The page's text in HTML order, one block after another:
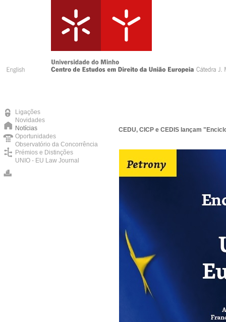
Ligações
Novidades
Notícias
Oportunidades
Observatório da Concorrência
Prémios e Distinções
UNIO - EU Law Journal
CEDU, CICP e CEDIS lançam